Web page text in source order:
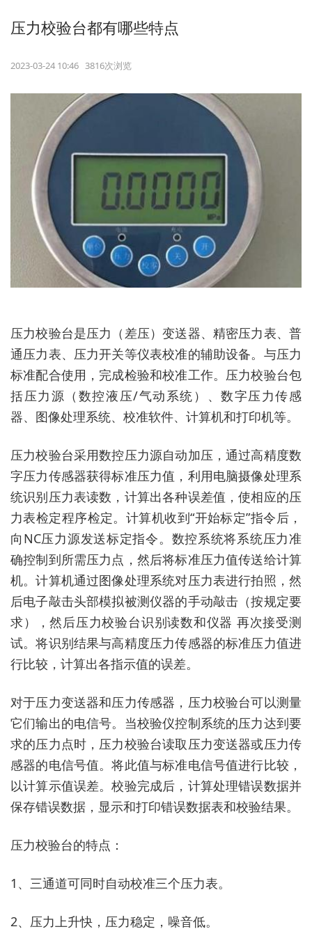
压力校验台都有哪些特点
2023-03-24 10:46 3816次浏览
压力校验台是压力（差压）变送器、精密压力表、普
通压力表、压力开关等仪表校准的辅助设备。与压力
标准配合使用，完成检验和校准工作。压力校验台包
括压力源（数控液压/气动系统）、数字压力传感
器、图像处理系统、校准软件、计算机和打印机等。
压力校验台采用数控压力源自动加压，通过高精度数
字压力传感器获得标准压力值，利用电脑摄像处理系
统识别压力表读数，计算出各种误差值，使相应的压
力表检定程序检定。计算机收到“开始标定”指令后，
向NC压力源发送标定指令。数控系统将系统压力准
确控制到所需压力点，然后将标准压力值传送给计算
机。计算机通过图像处理系统对压力表进行拍照，然
后电子敲击头部模拟被测仪器的手动敲击（按规定要
求），然后压力校验台识别读数和仪器 再次接受测
试。将识别结果与高精度压力传感器的标准压力值进
行比较，计算出各指示值的误差。
对于压力变送器和压力传感器，压力校验台可以测量
它们输出的电信号。当校验仪控制系统的压力达到要
求的压力点时，压力校验台读取压力变送器或压力传
感器的电信号值。将此值与标准电信号值进行比较，
以计算示值误差。校验完成后，计算处理错误数据并
保存错误数据，显示和打印错误数据表和校验结果。
压力校验台的特点：
1、三通道可同时自动校准三个压力表。
2、压力上升快，压力稳定，噪音低。